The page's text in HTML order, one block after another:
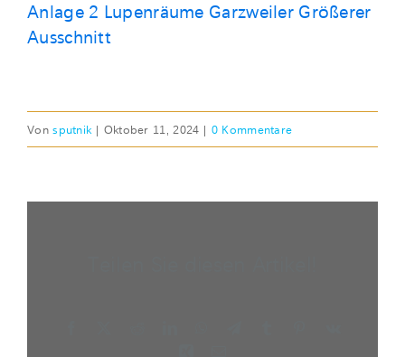
Anlage 2 Lupenräume Garzweiler Größerer
Ausschnitt
Vonsputnik | Oktober 11, 2024 | 0 Kommentare